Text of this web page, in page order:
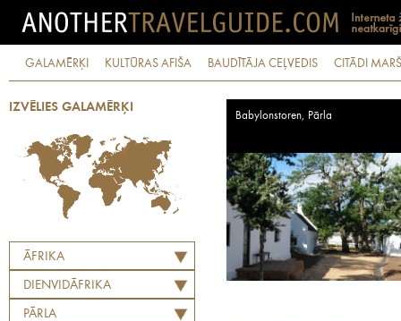
GALAMĒRĶI KULTŪRAS AFIŠA BAUDĪTĀJA CEĻVEDIS CITĀDI
IZVĒLIES GALAMĒRĶI
ĀFRIKA
DIENVIDĀFRIKA
PĀRLA
Babylonstoren, Pārla